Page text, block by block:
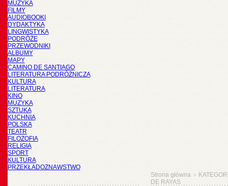
MUZYKA
FILMY
AUDIOBOOKI
DYDAKTYKA
LINGWISTYKA
PODRÓŻE
PRZEWODNIKI
ALBUMY
MAPY
CAMINO DE SANTIAGO
LITERATURA PODRÓŻNICZA
KULTURA
LITERATURA
KINO
MUZYKA
SZTUKA
KUCHNIA
POLSKA
TEATR
FILOZOFIA
RELIGIA
SPORT
KULTURA
PRZEKŁADOZNAWSTWO
Strona główna >
DE RAYAS